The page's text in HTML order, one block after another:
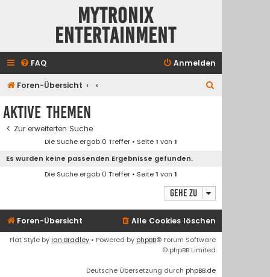
Mytronix
Entertainment
FAQ Anmelden
Foren-Übersicht
Aktive Themen
Zur erweiterten Suche
Die Suche ergab 0 Treffer • Seite1 von1
Es wurden keine passenden Ergebnisse gefunden.
Die Suche ergab 0 Treffer • Seite1 von1
Gehe zu
Foren-Übersicht Alle Cookies löschen
Flat Style by Ian Bradley • Powered by phpBB® Forum Software
© phpBB Limited
Deutsche Übersetzung durch phpBB.de